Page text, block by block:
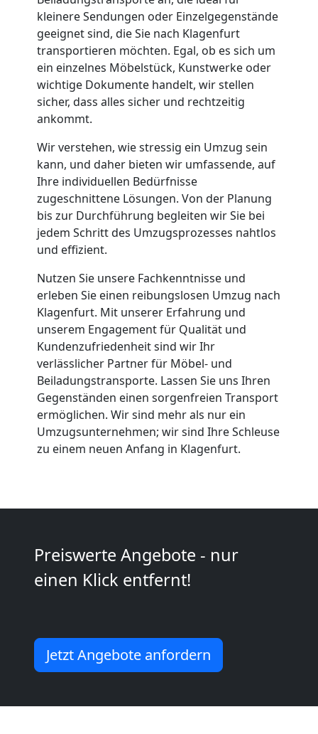
kleinere Sendungen oder Einzelgegenstände
geeignet sind, die Sie nach Klagenfurt
transportieren möchten. Egal, ob es sich um
ein einzelnes Möbelstück, Kunstwerke oder
wichtige Dokumente handelt, wir stellen
sicher, dass alles sicher und rechtzeitig
ankommt.
Wir verstehen, wie stressig ein Umzug sein
kann, und daher bieten wir umfassende, auf
Ihre individuellen Bedürfnisse
zugeschnittene Lösungen. Von der Planung
bis zur Durchführung begleiten wir Sie bei
jedem Schritt des Umzugsprozesses nahtlos
und effizient.
Nutzen Sie unsere Fachkenntnisse und
erleben Sie einen reibungslosen Umzug nach
Klagenfurt. Mit unserer Erfahrung und
unserem Engagement für Qualität und
Kundenzufriedenheit sind wir Ihr
verlässlicher Partner für Möbel- und
Beiladungstransporte. Lassen Sie uns Ihren
Gegenständen einen sorgenfreien Transport
ermöglichen. Wir sind mehr als nur ein
Umzugsunternehmen; wir sind Ihre Schleuse
zu einem neuen Anfang in Klagenfurt.
Preiswerte Angebote - nur
einen Klick entfernt!
Jetzt Angebote anfordern
Tresortransport
Wiener
Neustadt
Umzug
für
Senioren
Wiener
Neustadt
Fernumzug
Wiener
Firmenumzug
Neustadt
Büroumzug